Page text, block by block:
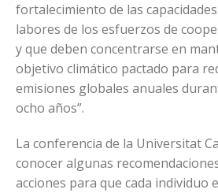
fortalecimiento de las
labores de los esfuerzos de
y que deben concentrarse en
objetivo climático pactado para
emisiones globales anuales
ocho años”.
La conferencia de la Universitat
conocer algunas
acciones para que cada individuo